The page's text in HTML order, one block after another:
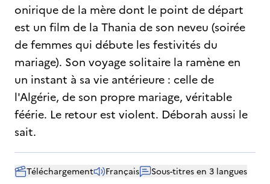
onirique de la mère dont le point de départ
est un film de la Thania de son neveu (soirée
de femmes qui débute les festivités du
mariage). Son voyage solitaire la ramène en
un instant à sa vie antérieure : celle de
l'Algérie, de son propre mariage, véritable
féérie. Le retour est violent. Déborah aussi le
sait.
Téléchargement Français Sous-titres en 3 langues